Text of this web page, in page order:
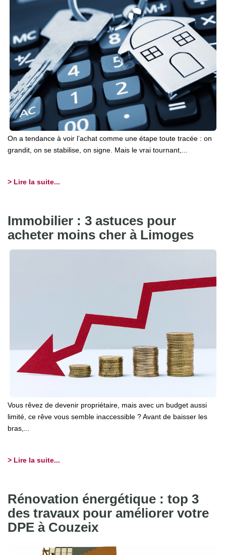
On a tendance à voir l’achat comme une étape toute tracée : on
grandit, on se stabilise, on signe. Mais le vrai tournant,...
> Lire la suite...
Immobilier : 3 astuces pour
acheter moins cher à Limoges
Vous rêvez de devenir propriétaire, mais avec un budget aussi
limité, ce rêve vous semble inaccessible ? Avant de baisser les
bras,...
> Lire la suite...
Rénovation énergétique : top 3
des travaux pour améliorer votre
DPE à Couzeix